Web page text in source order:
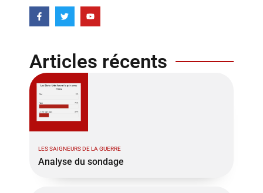
Articles récents
LES SAIGNEURS DE LA GUERRE
Analyse du sondage